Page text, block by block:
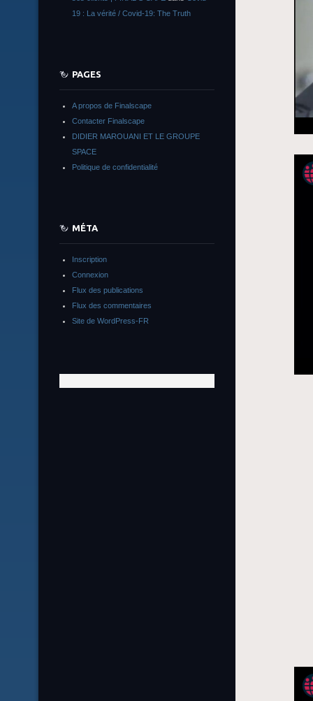
19 : La vérité / Covid-19: The Truth
PAGES
A propos de Finalscape
Contacter Finalscape
DIDIER MAROUANI ET LE GROUPE
SPACE
Politique de confidentialité
MÉTA
Inscription
Connexion
Flux des publications
Flux des commentaires
Site de WordPress-FR